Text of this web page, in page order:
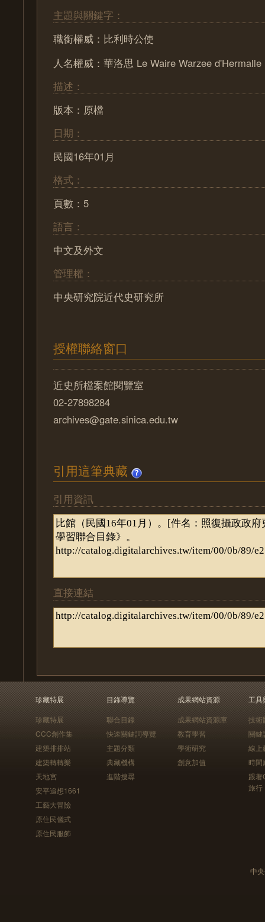
主題與關鍵字：
職銜權威：比利時公使
人名權威：華洛思 Le Waire Warzee d'Hermalle
描述：
版本：原檔
日期：
民國16年01月
格式：
頁數：5
語言：
中文及外文
管理權：
中央研究院近代史研究所
授權聯絡窗口
近史所檔案館閱覽室
02-27898284
archives@gate.sinica.edu.tw
引用這筆典藏
引用資訊
直接連結
珍藏特展
珍藏特展
CCC創作集
建築排排站
建築轉轉樂
天地宮
安平追想1661
工藝大冒險
原住民儀式
原住民服飾
目錄導覽
聯合目錄
快速關鍵詞導覽
主題分類
典藏機構
進階搜尋
成果網站資源
成果網站資源庫
教育學習
學術研究
創意加值
工具
技術
關鍵
線上
時間
跟
旅行
中